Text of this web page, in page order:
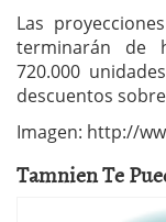
Las
terminarán de
720.000
descuentos
Imagen: http://
Tamnien Te